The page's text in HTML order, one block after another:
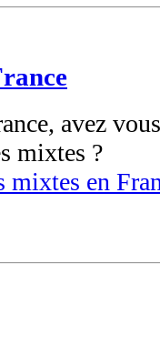
avez
mixtes ?
mixtes en